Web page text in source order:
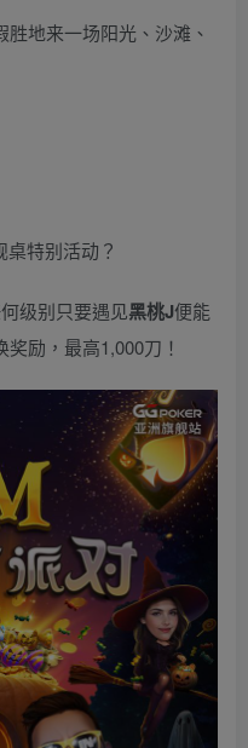
地来一场阳光、沙滩、
特别活动？
级别只要遇见黑桃J便能
励，最高1,000刀！